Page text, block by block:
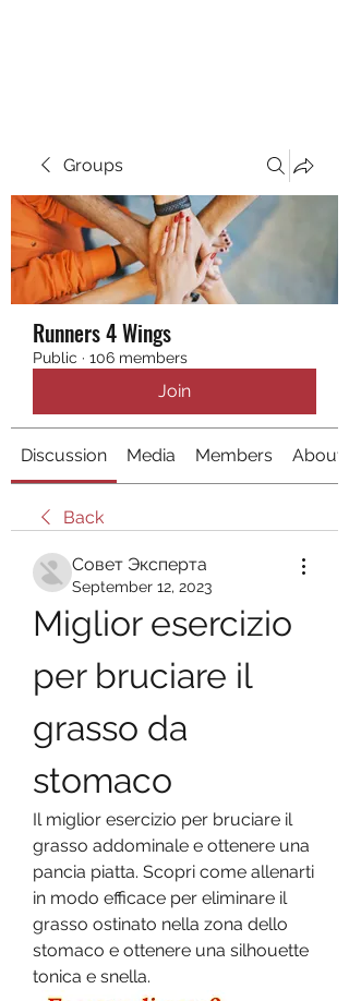
Groups
Runners 4 Wings
Public · 106 members
Join
Discussion Media Members About
Back
Совет Эксперта
September 12, 2023
Miglior esercizio
per bruciare il
grasso da
stomaco
Il miglior esercizio per bruciare il
grasso addominale e ottenere una
pancia piatta. Scopri come allenarti
in modo efficace per eliminare il
grasso ostinato nella zona dello
stomaco e ottenere una silhouette
tonica e snella.